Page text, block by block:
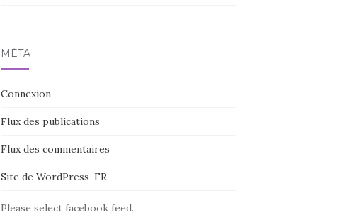
MÉTA
Connexion
Flux des publications
Flux des commentaires
Site de WordPress-FR
Please select facebook feed.